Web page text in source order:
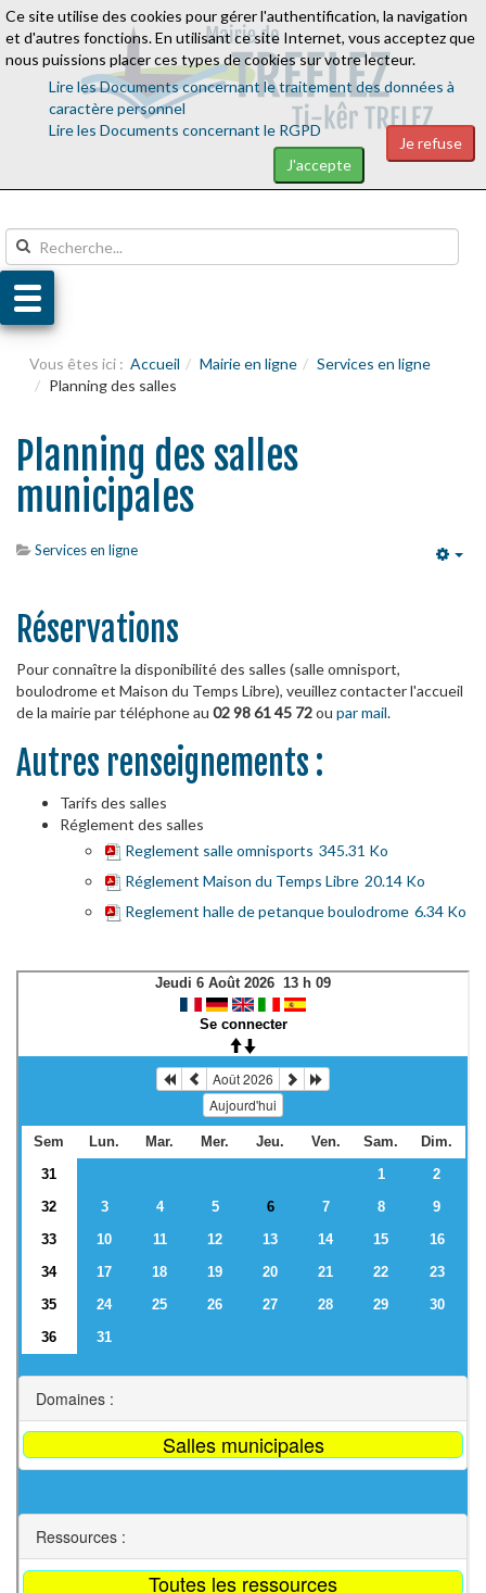
Aller au contenu Aller au menu
Vous êtes ici : Accueil Mairie en ligne
Services en ligne
Planning des salles
Planning des salles
municipales
Services en ligne
Réservations
Pour connaître la disponibilité des salles (salle omnisport,
boulodrome et Maison du Temps Libre), veuillez contacter l'accueil
de la mairie par téléphone au 02 98 61 45 72ou par mail.
Autres renseignements :
Tarifs des salles
Réglement des salles
Reglement salle omnisports 345.31 Ko
Réglement Maison du Temps Libre 20.14 Ko
Reglement halle de petanque boulodrome 6.34 Ko
Ce site utilise des cookies pour gérer l'authentification, la navigation
et d'autres fonctions. En utilisant ce site Internet, vous acceptez que
nous puissions placer ces types de cookies sur votre lecteur.
Lire les Documents concernant le traitement des données à
caractère personnel
Lire les Documents concernant le RGPD
Je refuse
J'accepte